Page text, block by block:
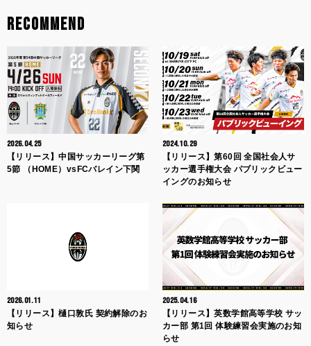
RECOMMEND
2026.04.25
【リリース】中国サッカーリーグ第
5節 （HOME）vsFCバレイン下関
2024.10.29
【リリース】第60回 全国社会人サ
ッカー選手権大会 パブリックビュー
イングのお知らせ
2026.01.11
【リリース】樋口敦氏 契約解除のお
知らせ
2025.04.16
【リリース】英数学館高等学校 サッ
カー部 第1回 体験練習会実施のお知
らせ